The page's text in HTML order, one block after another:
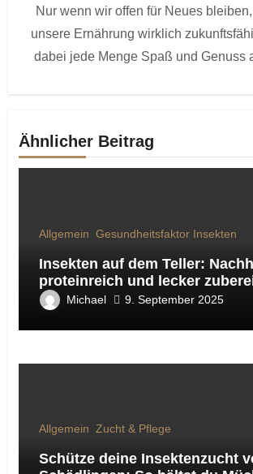
Nur wenn wir offen für Neues
unsere Ernährung wirklich
dabei jede Menge Spaß und Genuss
Ähnlicher Beitrag
Allgemein Gesundheitsfaktor Insekten
Insekten auf dem Teller:
proteinreich und lecker
Michael 9. September 2025
Allgemein Zucht & Pflege
Schütze deine Insektenzucht